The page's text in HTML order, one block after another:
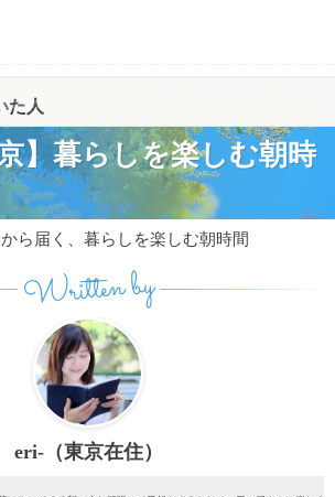
た人
】暮らしを楽しむ朝時
ら届く、暮らしを楽しむ朝時間
Written by
eri-（東京在住）